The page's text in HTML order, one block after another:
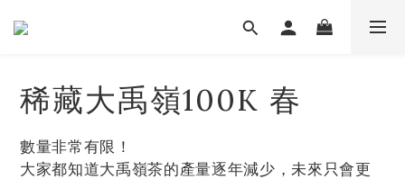
稀藏大禹嶺100K 春
數量非常有限！
大家都知道大禹嶺茶的產量逐年減少，未來只會更